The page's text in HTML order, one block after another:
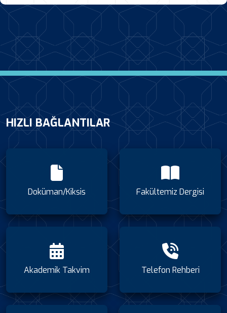
HIZLI BAĞLANTILAR
Doküman/Kiksis Fakültemiz Dergisi
Akademik Takvim Telefon Rehberi